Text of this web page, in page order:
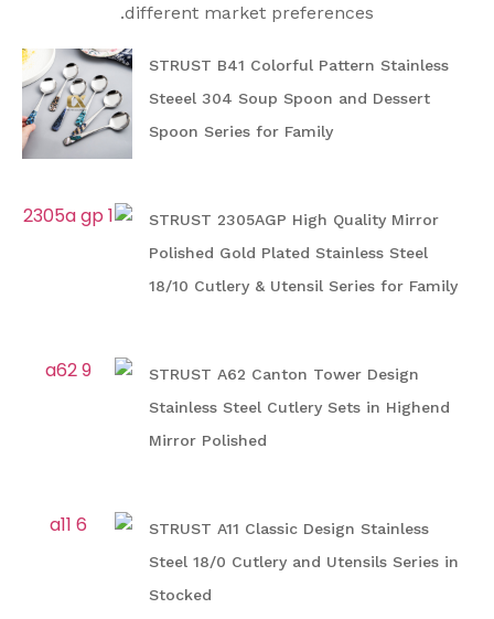
different market preferences.
STRUST B41 Colorful Pattern Stainless
Steeel 304 Soup Spoon and Dessert
Spoon Series for Family
STRUST 2305AGP High Quality Mirror
Polished Gold Plated Stainless Steel
18/10 Cutlery & Utensil Series for Family
STRUST A62 Canton Tower Design
Stainless Steel Cutlery Sets in Highend
Mirror Polished
STRUST A11 Classic Design Stainless
Steel 18/0 Cutlery and Utensils Series in
Stocked